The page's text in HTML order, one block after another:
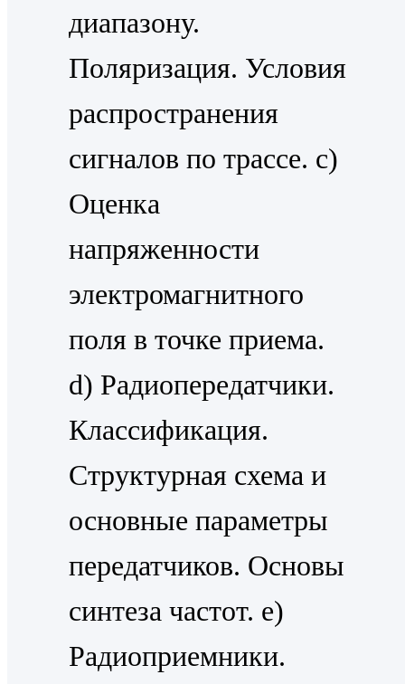
диапазону.
Поляризация. Условия
распространения
сигналов по трассе. c)
Оценка
напряженности
электромагнитного
поля в точке приема.
d) Радиопередатчики.
Классификация.
Структурная схема и
основные параметры
передатчиков. Основы
синтеза частот. e)
Радиоприемники.